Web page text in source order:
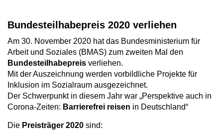
i
Bundesteilhabepreis 2020 verliehen
Am 30. November 2020 hat das Bundesministerium für
Arbeit und Soziales (BMAS) zum zweiten Mal den
Bundesteilhabepreis verliehen.
Mit der Auszeichnung werden vorbildliche Projekte für
Inklusion im Sozialraum ausgezeichnet.
Der Schwerpunkt in diesem Jahr war „Perspektive auch in
Corona-Zeiten: Barrierefrei reisen in Deutschland“
Die Preisträger 2020 sind: